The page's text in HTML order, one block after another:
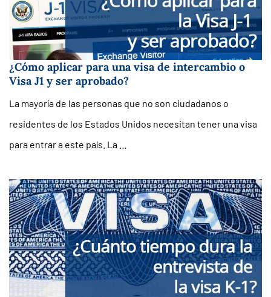
¿Cómo aplicar para una visa de intercambio o
Visa J1 y ser aprobado?
La mayoría de las personas que no son ciudadanos o
residentes de los Estados Unidos necesitan tener una visa
para entrar a este país. La …